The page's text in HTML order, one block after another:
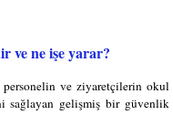
ve ne işe yarar?
ve ziyaretçilerin okul
sağlayan gelişmiş bir güvenlik